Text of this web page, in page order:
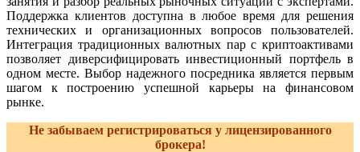
Поддержка клиентов доступна в любое время для решения
технических и организационных вопросов пользователей.
Интеграция традиционных валютных пар с криптоактивами
позволяет диверсифицировать инвестиционный портфель в
одном месте. Выбор надежного посредника является первым
шагом к построению успешной карьеры на финансовом
рынке.
Не забываем регистрироваться у лицензированного
брокера!